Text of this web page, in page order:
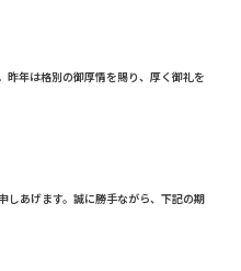
昨年は格別の御厚情を賜り、厚く御礼を
しあげます。誠に勝手ながら、下記の期